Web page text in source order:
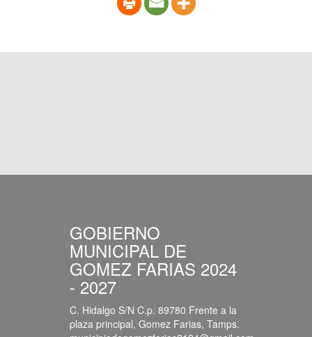
GOBIERNO
MUNICIPAL DE
GOMEZ FARIAS 2024
- 2027
C. Hidalgo S/N C.p. 89780 Frente a la
plaza principal, Gomez Farias, Tamps.